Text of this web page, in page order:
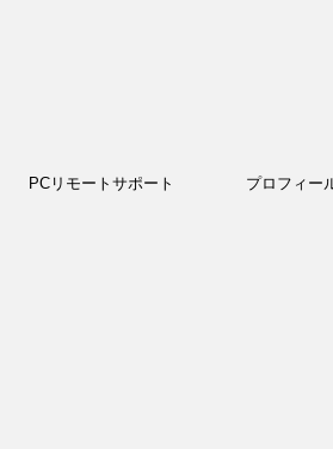
PCリモートサポート プロフィー